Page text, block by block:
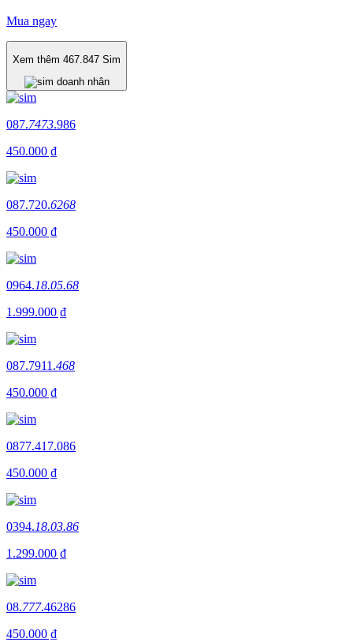
Mua ngay
Xem thêm 467.847 Sim
087.7473.986
450.000 ₫
087.720.6268
450.000 ₫
0964.18.05.68
1.999.000 ₫
087.7911.468
450.000 ₫
0877.417.086
450.000 ₫
0394.18.03.86
1.299.000 ₫
08.777.46286
450.000 ₫